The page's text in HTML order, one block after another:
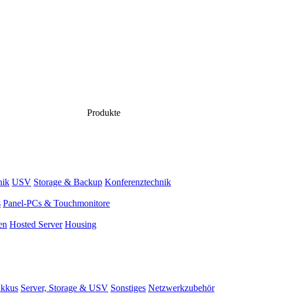
Produkte
USV Storage & Backup Konferenztechnik
Panel-PCs & Touchmonitore
Hosted Server Housing
Server, Storage & USV Sonstiges Netzwerkzubehör